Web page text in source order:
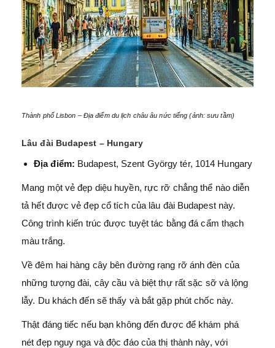
Thành phố Lisbon – Địa điểm du lịch châu âu nức tiếng (ảnh: sưu tầm)
Lâu đài Budapest – Hungary
Địa điểm: Budapest, Szent György tér, 1014 Hungary
Mang một vẻ đẹp diệu huyền, rực rỡ chẳng thể nào diễn
tả hết được vẻ đẹp cổ tích của lâu đài Budapest này.
Công trình kiến trúc được tuyệt tác bằng đá cẩm thạch
màu trắng.
Về đêm hai hàng cây bên đường rạng rỡ ánh đèn của
những tượng đài, cây cầu và biệt thự rất sặc sỡ và lộng
lẫy. Du khách đến sẽ thấy và bắt gặp phút chốc này.
Thật đáng tiếc nếu bạn không đến được để khám phá
nét đẹp nguy nga và độc đáo của thị thành này, với